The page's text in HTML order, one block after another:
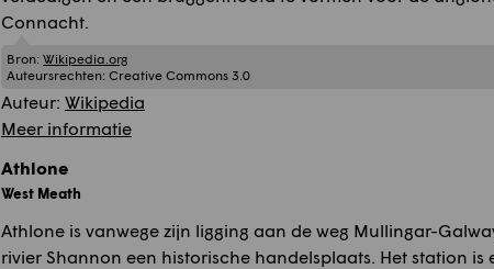
Connacht.
Bron: Wikipedia.org
Auteursrechten: Creative Commons 3.0
Auteur: Wikipedia
Meer informatie
Athlone
West Meath
Athlone is vanwege zijn ligging aan de weg Mullingar-
rivier Shannon een historische handelsplaats. Het station is